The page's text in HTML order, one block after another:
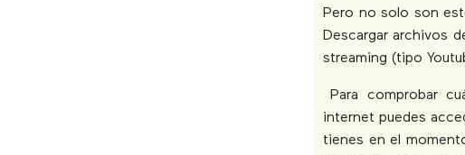
Pero no solo son
Descargar archivos
streaming (tipo
Para comprobar
internet puedes
tienes en el